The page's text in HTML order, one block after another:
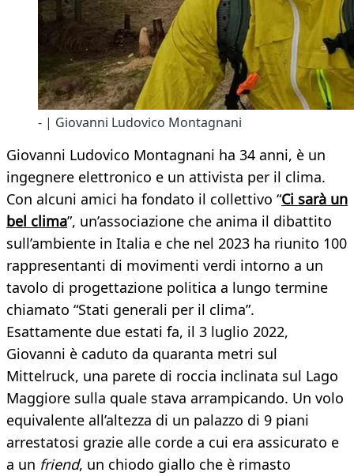
- | Giovanni Ludovico Montagnani
Giovanni Ludovico Montagnani ha 34 anni, è un
ingegnere elettronico e un attivista per il clima.
Con alcuni amici ha fondato il collettivo “Ci sarà un
bel clima”, un’associazione che anima il dibattito
sull’ambiente in Italia e che nel 2023 ha riunito 100
rappresentanti di movimenti verdi intorno a un
tavolo di progettazione politica a lungo termine
chiamato “Stati generali per il clima”.
Esattamente due estati fa, il 3 luglio 2022,
Giovanni è caduto da quaranta metri sul
Mittelruck, una parete di roccia inclinata sul Lago
Maggiore sulla quale stava arrampicando. Un volo
equivalente all’altezza di un palazzo di 9 piani
arrestatosi grazie alle corde a cui era assicurato e
a un friend, un chiodo giallo che è rimasto